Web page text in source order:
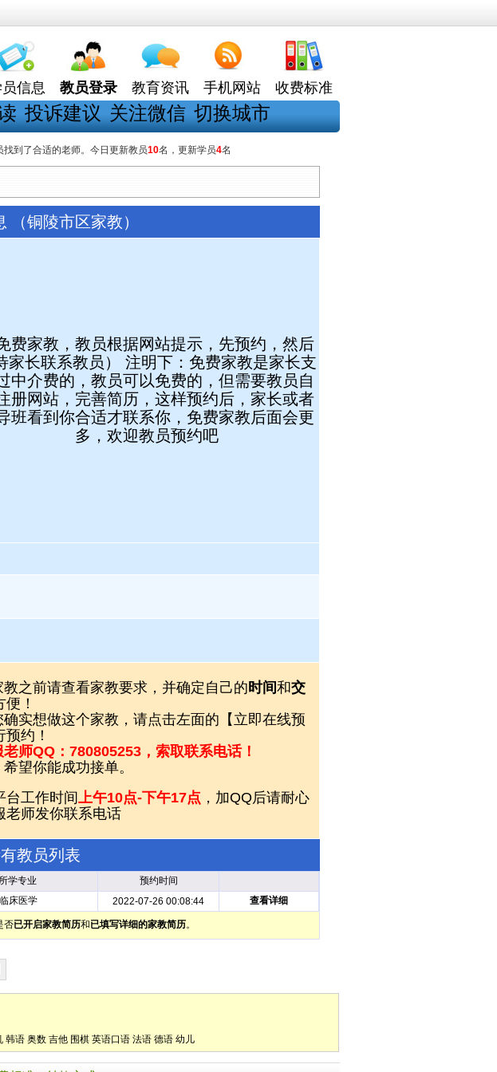
信息 教员登录 教育资讯 手机网站 收费标准
投诉建议 关注微信 切换城市
找到了合适的老师。今日更新教员10名，更新学员4名
（铜陵市区家教）
免费家教，教员根据网站提示，先预约，然后
家长联系教员） 注明下：免费家教是家长支
中介费的，教员可以免费的，但需要教员自
册网站，完善简历，这样预约后，家长或者
班看到你合适才联系你，免费家教后面会更
多，欢迎教员预约吧
教之前请查看家教要求，并确定自己的时间和交
！
确实想做这个家教，请点击左面的【立即在线预
约！
老师QQ：780805253，索取联系电话！
望你能成功接单。
台工作时间上午10点-下午17点 ，加QQ后请耐心
老师发你联系电话
教员列表
学专业
预约时间
床医学 2022-07-26 00:08:44 查看详细
否已开启家教简历和已填写详细的家教简历。
韩语 奥数 吉他 围棋 英语口语 法语 德语 幼儿